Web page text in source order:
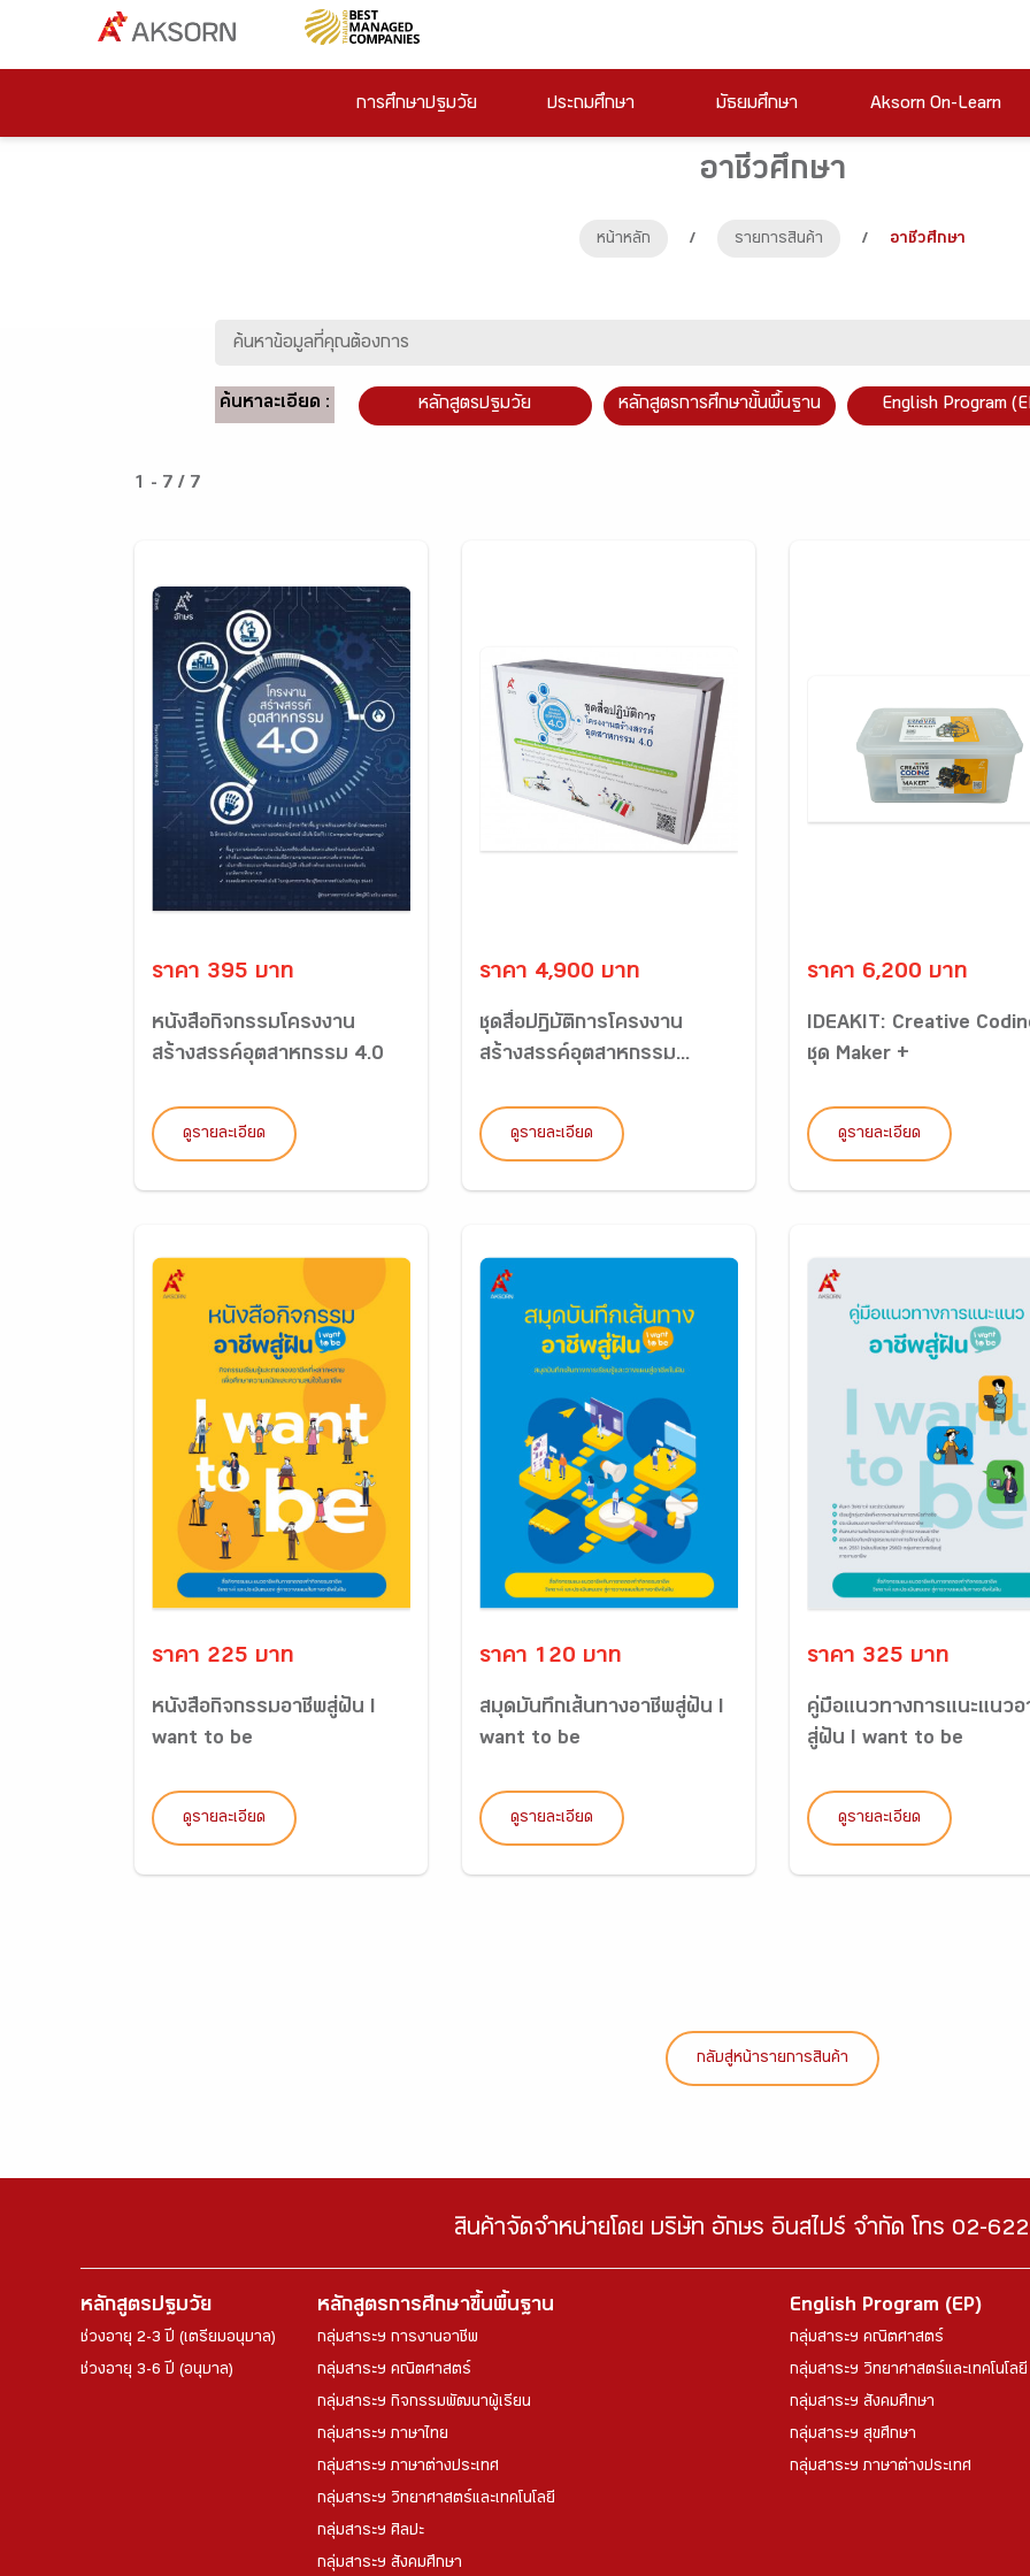
การศึกษาปฐมวัย ประถมศึกษา มัธยมศึกษา Aksorn On-Learn
อาชีวศึกษา
หน้าหลัก / รายการสินค้า / อาชีวศึกษา
ค้นหาละเอียด : หลักสูตรปฐมวัย หลักสูตรการศึกษาขั้นพื้นฐาน English Program
1 - 7 / 7
ราคา 395 บาท
หนังสือกิจกรรมโครงงาน
สร้างสรรค์อุตสาหกรรม 4.0
ดูรายละเอียด
ราคา 4,900 บาท
ชุดสื่อปฏิบัติการโครงงาน
สร้างสรรค์อุตสาหกรรม...
ดูรายละเอียด
ราคา 6,200 บาท
IDEAKIT: Creative
ชุด Maker +
ดูรายละเอียด
ราคา 225 บาท
หนังสือกิจกรรมอาชีพสู่ฝัน I
want to be
ดูรายละเอียด
ราคา 120 บาท
สมุดบันทึกเส้นทางอาชีพสู่ฝัน I
want to be
ดูรายละเอียด
ราคา 325 บาท
คู่มือแนวทางการแนะแนวอ
สู่ฝัน I want to be
ดูรายละเอียด
กลับสู่หน้ารายการสินค้า
สินค้าจัดจำหน่ายโดย บริษัท อักษร อินสไปร์ จำกัด โทร 02-
หลักสูตรปฐมวัย
ช่วงอายุ 2-3 ปี (เตรียมอนุบาล)
ช่วงอายุ 3-6 ปี (อนุบาล)
หลักสูตรการศึกษาขึ้นพื้นฐาน
กลุ่มสาระฯ การงานอาชีพ
กลุ่มสาระฯ คณิตศาสตร์
กลุ่มสาระฯ กิจกรรมพัฒนาผู้เรียน
กลุ่มสาระฯ ภาษาไทย
กลุ่มสาระฯ ภาษาต่างประเทศ
กลุ่มสาระฯ วิทยาศาสตร์และเทคโนโลยี
กลุ่มสาระฯ ศิลปะ
กลุ่มสาระฯ สังคมศึกษา
English Program (EP)
กลุ่มสาระฯ คณิตศาสตร์
กลุ่มสาระฯ วิทยาศาสตร์และเทคโนโลยี
กลุ่มสาระฯ สังคมศึกษา
กลุ่มสาระฯ สุขศึกษา
กลุ่มสาระฯ ภาษาต่างประเทศ